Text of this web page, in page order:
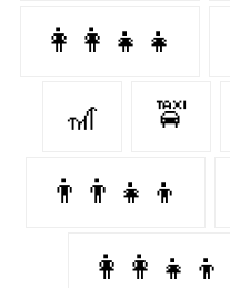
👩‍👩‍👧‍👧
🎢 🚖
👨‍👨‍👧‍👦
👩‍👩‍👧‍👦